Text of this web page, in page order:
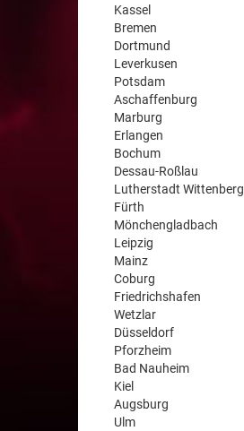
Kassel
Bremen
Dortmund
Leverkusen
Potsdam
Aschaffenburg
Marburg
Erlangen
Bochum
Dessau-Roßlau
Lutherstadt Wittenberg
Fürth
Mönchengladbach
Leipzig
Mainz
Coburg
Friedrichshafen
Wetzlar
Düsseldorf
Pforzheim
Bad Nauheim
Kiel
Augsburg
Ulm